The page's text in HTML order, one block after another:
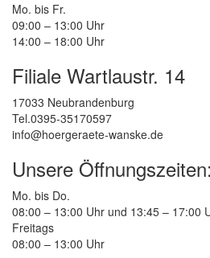
Mo. bis Fr.
09:00 – 13:00 Uhr
14:00 – 18:00 Uhr
Filiale Wartlaustr. 14
17033 Neubrandenburg
Tel.0395-35170597
info@hoergeraete-wanske.de
Unsere Öffnungszeiten:
Mo. bis Do.
08:00 – 13:00 Uhr und 13:45 – 17:00
Freitags
08:00 – 13:00 Uhr